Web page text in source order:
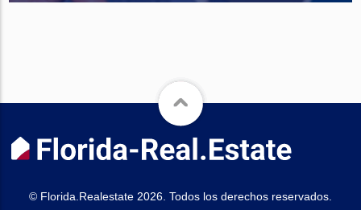
© Florida.Realestate 2026. Todos los derechos reservados.